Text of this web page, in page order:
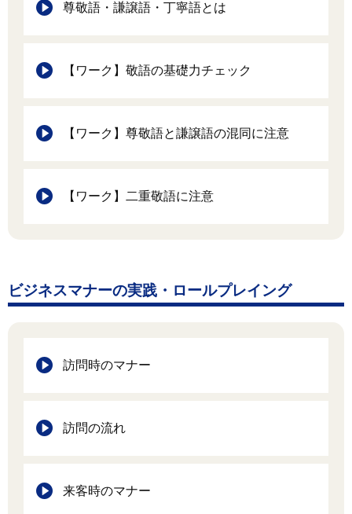
尊敬語・謙譲語・丁寧語とは
【ワーク】敬語の基礎力チェック
【ワーク】尊敬語と謙譲語の混同に注意
【ワーク】二重敬語に注意
ビジネスマナーの実践・ロールプレイング
訪問時のマナー
訪問の流れ
来客時のマナー